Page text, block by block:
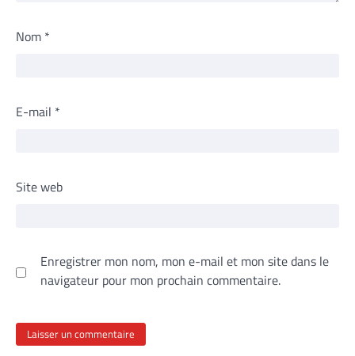
Nom *
E-mail *
Site web
Enregistrer mon nom, mon e-mail et mon site dans le
navigateur pour mon prochain commentaire.